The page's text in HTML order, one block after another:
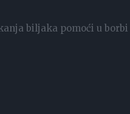
biljaka pomoći u borbi